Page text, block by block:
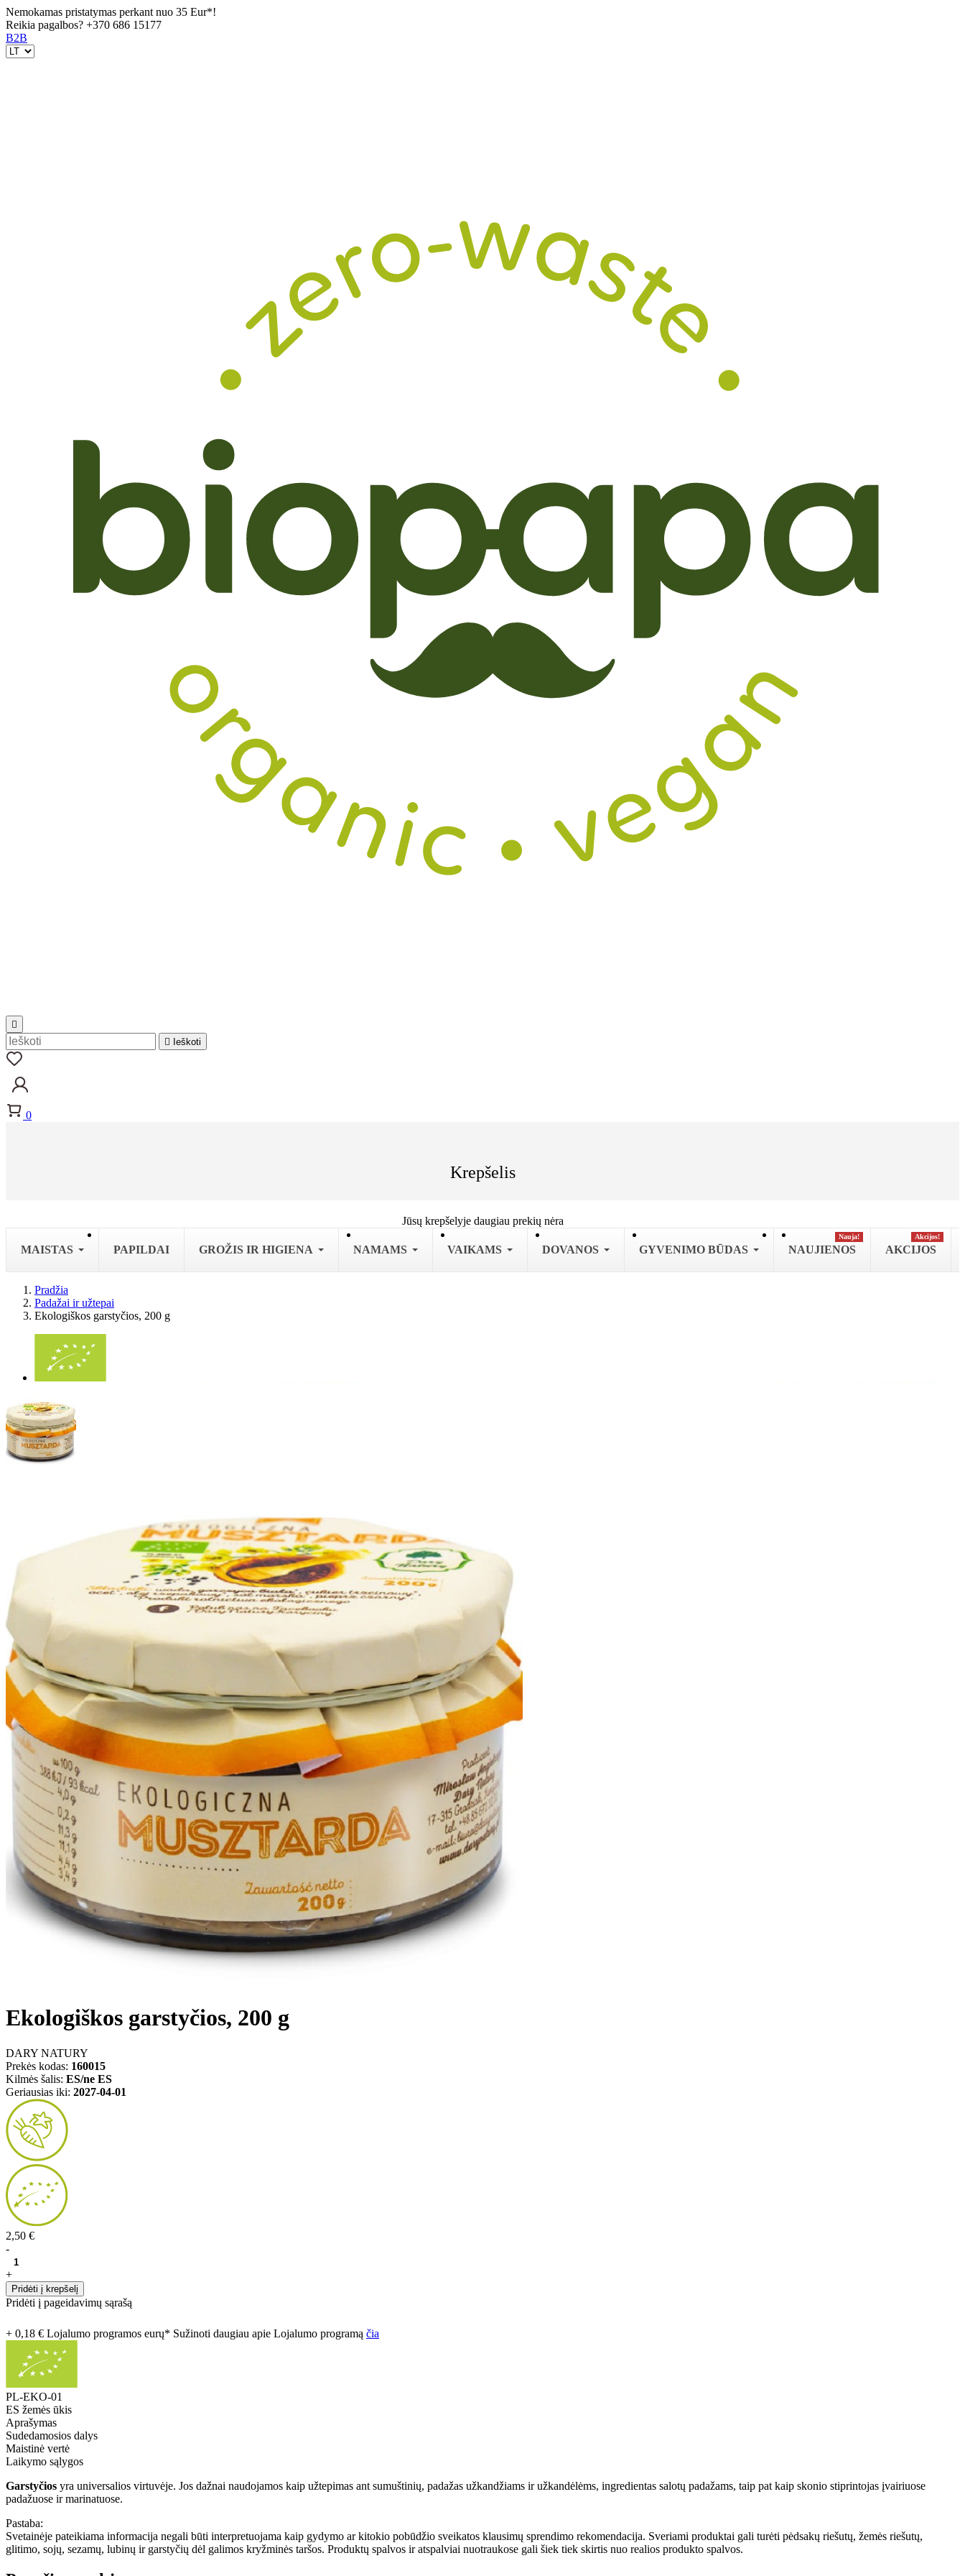
Nemokamas pristatymas perkant nuo 35 Eur*!
Reikia pagalbos? +370 686 15177
B2B


Ieškoti
0
Krepšelis
Jūsų krepšelyje daugiau prekių nėra
MAISTAS PAPILDAI GROŽIS IR HIGIENA NAMAMS VAIKAMS DOVANOS GYVENIMO BŪDAS NAUJIENOS
Nauja!
AKCIJOS
Аkcijos!
Pradžia
Padažai ir užtepai
Ekologiškos garstyčios, 200 g
Ekologiškos garstyčios, 200 g
DARY NATURY
Prekės kodas: 160015
Kilmės šalis: ES/ne ES
Geriausias iki: 2027-04-01
2,50 €
-
+
Pridėti į krepšelį
Pridėti į pageidavimų sąrašą
+ 0,18 € Lojalumo programos eurų* Sužinoti daugiau apie Lojalumo programą čia
PL-EKO-01
ES žemės ūkis
Aprašymas
Sudedamosios dalys
Maistinė vertė
Laikymo sąlygos
Garstyčios yra universalios virtuvėje. Jos dažnai naudojamos kaip užtepimas ant sumuštinių, padažas užkandžiams ir užkandėlėms, ingredientas salotų padažams, taip pat kaip skonio stiprintojas įvairiuose
padažuose ir marinatuose.
Pastaba:
Svetainėje pateikiama informacija negali būti interpretuojama kaip gydymo ar kitokio pobūdžio sveikatos klausimų sprendimo rekomendacija. Sveriami produktai gali turėti pėdsakų riešutų, žemės riešutų,
glitimo, sojų, sezamų, lubinų ir garstyčių dėl galimos kryžminės taršos. Produktų spalvos ir atspalviai nuotraukose gali šiek tiek skirtis nuo realios produkto spalvos.